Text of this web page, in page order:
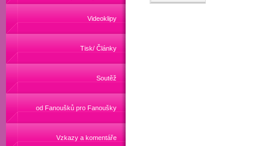
Videoklipy
Tisk/ Články
Soutěž
od Fanoušků pro Fanoušky
Vzkazy a komentáře